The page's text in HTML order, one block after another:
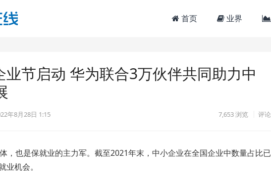
首页 业界
节启动 华为联合3万伙伴共同助力中
年8月28日 1:15 7,653浏览 评论
，也是保就业的主力军。截至2021年末，中小企业在全国企业中数量占比已
业机会。